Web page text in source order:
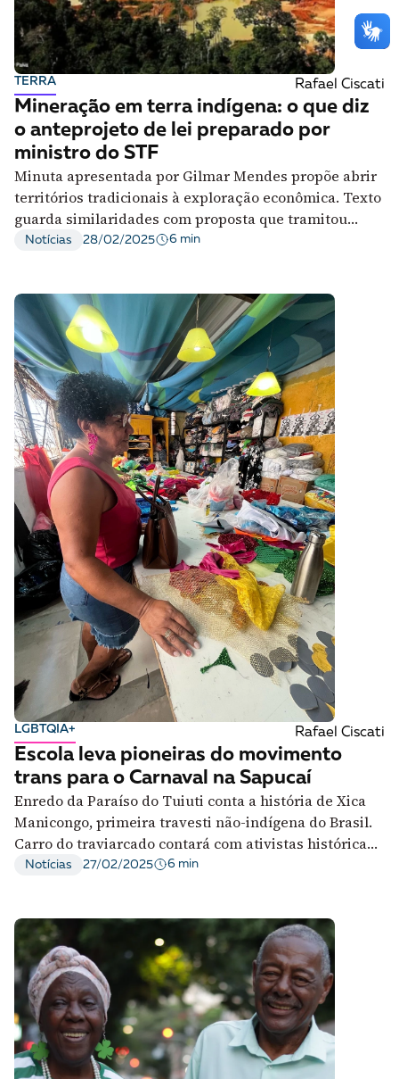
TERRA Rafael Ciscati
Mineração em terra indígena: o que diz
o anteprojeto de lei preparado por
ministro do STF
Minuta apresentada por Gilmar Mendes propõe abrir
territórios tradicionais à exploração econômica. Texto
guarda similaridades com proposta que tramitou
durante governo Bolsonaro
Notícias 28/02/2025 6 min
LGBTQIA+ Rafael Ciscati
Escola leva pioneiras do movimento
trans para o Carnaval na Sapucaí
Enredo da Paraíso do Tuiuti conta a história de Xica
Manicongo, primeira travesti não-indígena do Brasil.
Carro do traviarcado contará com ativistas históricas
do movimento trans
Notícias 27/02/2025 6 min